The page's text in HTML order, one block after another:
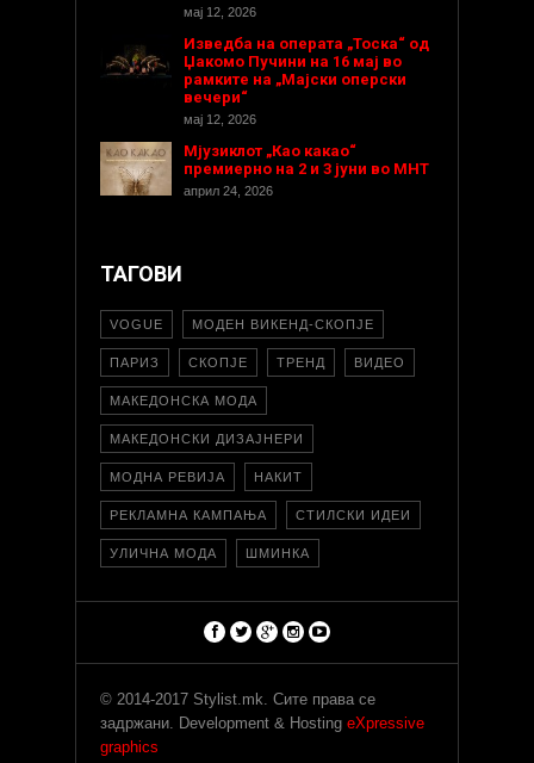
мај 12, 2026
Изведба на операта „Тоска“ од
Џакомо Пучини на 16 мај во
рамките на „Мајски оперски
вечери“
мај 12, 2026
Мјузиклот „Као какао“
премиерно на 2 и 3 јуни во МНТ
април 24, 2026
ТАГОВИ
VOGUE МОДЕН ВИКЕНД-СКОПЈЕ
ПАРИЗ СКОПЈЕ ТРЕНД ВИДЕО
МАКЕДОНСКА МОДА
МАКЕДОНСКИ ДИЗАЈНЕРИ
МОДНА РЕВИЈА НАКИТ
РЕКЛАМНА КАМПАЊА СТИЛСКИ ИДЕИ
УЛИЧНА МОДА ШМИНКА
© 2014-2017 Stylist.mk. Сите права се
задржани. Development & Hosting eXpressive
graphics